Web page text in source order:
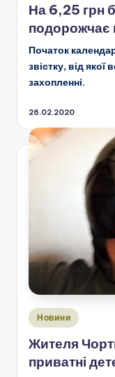
На 6,25 грн
подорожчає
Початок
звістку, від
захопленні.
26.02.2020
Опубліковано
Новини
Жителя
приватні